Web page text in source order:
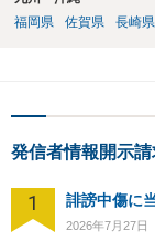
福岡県
佐賀県 長崎県
発信者情報開示
1
2026年7月27日